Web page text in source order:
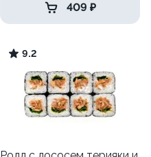
409 ₽
9.2